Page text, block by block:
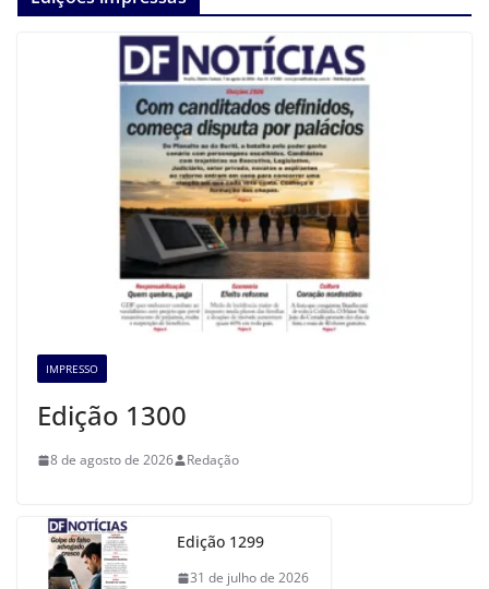
IMPRESSO
Edição 1300
8 de agosto de 2026 Redação
Edição 1299
31 de julho de 2026